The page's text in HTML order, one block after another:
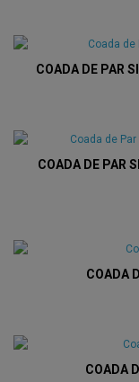
COADA DE PAR
COADA DE PAR
COADA
COADA